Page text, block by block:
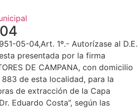
05-04,Art. 1º.- Autorízase al D.E.
presentada por la firma
DE CAMPANA, con domicilio
883 de esta localidad, para la
de extracción de la Capa
Eduardo Costa”, según las